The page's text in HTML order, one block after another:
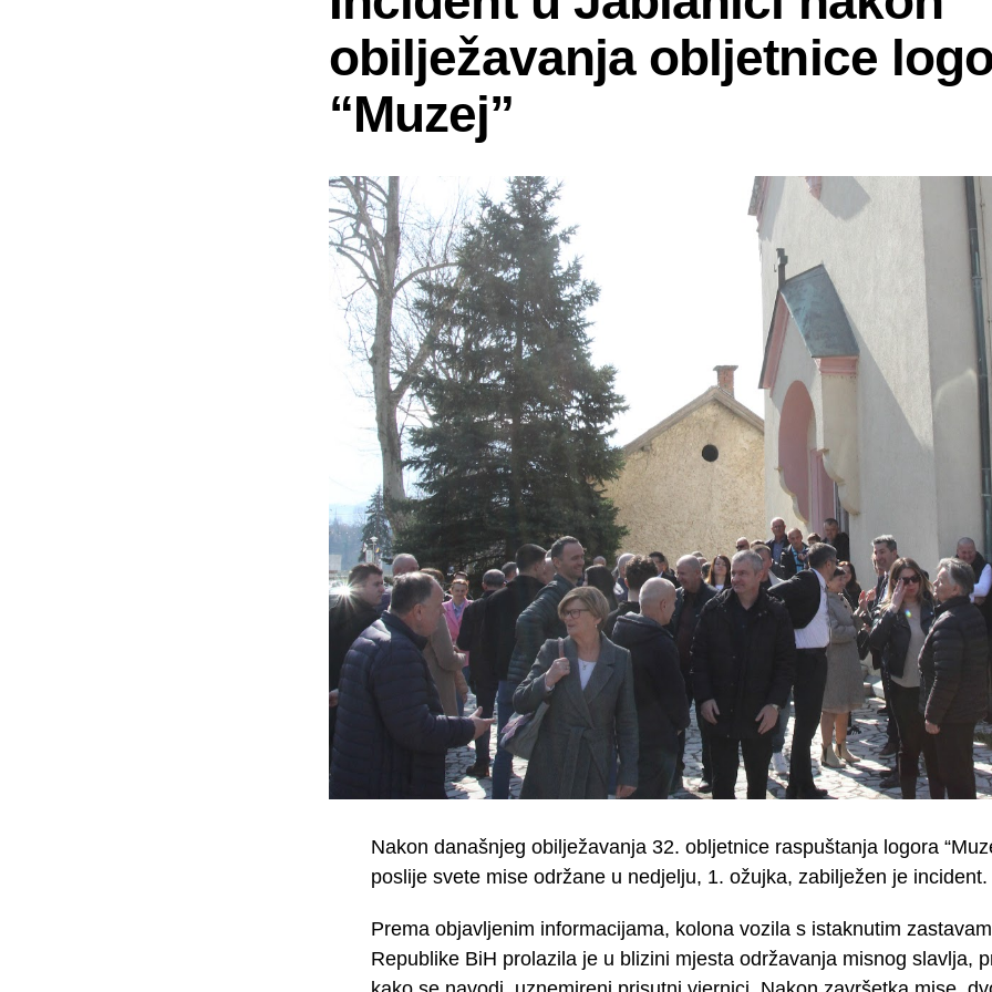
obilježavanja obljetnice
“Muzej”
Nakon današnjeg obilježavanja 32. obljetnice raspuštanja logora
poslije svete mise održane u nedjelju, 1. ožujka, zabilježen je incident.
Prema objavljenim informacijama, kolona vozila s istaknutim
Republike BiH prolazila je u blizini mjesta održavanja misnog slavlja,